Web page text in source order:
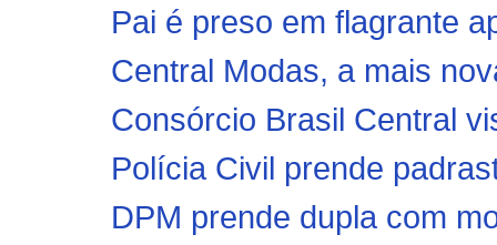
Pai é preso em flagrante
Central Modas, a mais
Consórcio Brasil Central
Polícia Civil prende
DPM prende dupla com